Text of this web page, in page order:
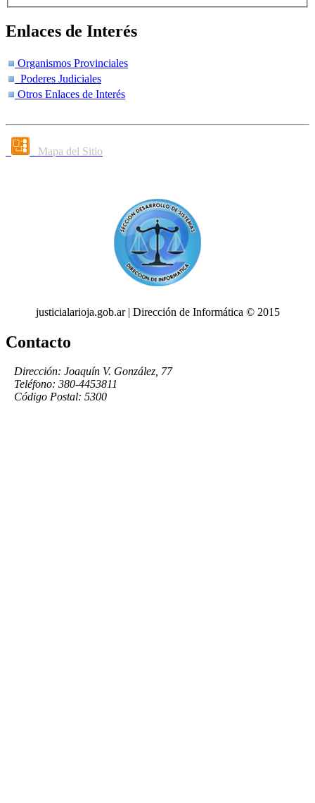
Enlaces de Interés
Organismos Provinciales
Poderes Judiciales
Otros Enlaces de Interés
Mapa del Sitio
justicialarioja.gob.ar | Dirección de Informática © 2015
Contacto
Dirección: Joaquín V. González, 77
Teléfono: 380-4453811
Código Postal: 5300